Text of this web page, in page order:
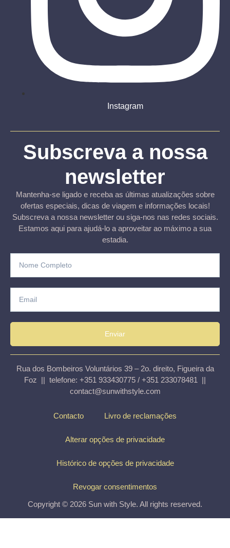
Instagram
Subscreva a nossa
newsletter
Mantenha-se ligado e receba as últimas atualizações sobre
ofertas especiais, dicas de viagem e informações locais!
Subscreva a nossa newsletter ou siga-nos nas redes sociais.
Estamos aqui para ajudá-lo a aproveitar ao máximo a sua
estadia.
Enviar
Rua dos Bombeiros Voluntários 39 – 2o. direito, Figueira da
Foz || telefone: +351 933430775 / +351 233078481 ||
contact@sunwithstyle.com
Contacto Livro de reclamações
Alterar opções de privacidade
Histórico de opções de privacidade
Revogar consentimentos
Copyright © 2026 Sun with Style. All rights reserved.